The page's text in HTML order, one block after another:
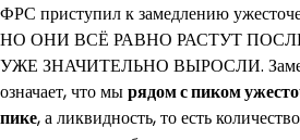
ФРС приступил к замедлению
НО ОНИ ВСЁ РАВНО РАСТУТ
УЖЕ ЗНАЧИТЕЛЬНО ВЫРОСЛИ.
означает, что мырядом с пиком
пике, а ликвидность, то есть